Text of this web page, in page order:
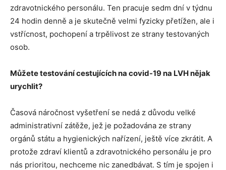
zdravotnického personálu. Ten pracuje sedm dní v týdnu
24 hodin denně a je skutečně velmi fyzicky přetížen, ale i
vstřícnost, pochopení a trpělivost ze strany testovaných
osob.
Můžete testování cestujících na covid-19 na LVH nějak
urychlit?
Časová náročnost vyšetření se nedá z důvodu velké
administrativní zátěže, jež je požadována ze strany
orgánů státu a hygienických nařízení, ještě více zkrátit. A
protože zdraví klientů a zdravotnického personálu je pro
nás prioritou, nechceme nic zanedbávat. S tím je spojen i